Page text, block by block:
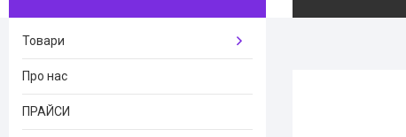
Товари
Про нас
ПРАЙСИ